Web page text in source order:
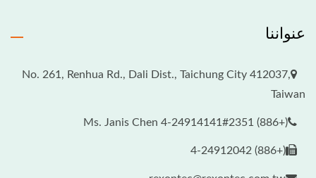
عنواننا
No. 261, Renhua Rd., Dali Dist., Taichung City 412037,
Taiwan
(+886) 4-24914141#2351 Ms. Janis Chen
(+886) 4-24912042